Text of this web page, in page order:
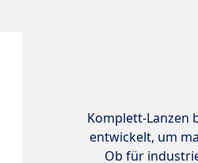
Komplett-Lanzen
entwickelt, um
Ob für